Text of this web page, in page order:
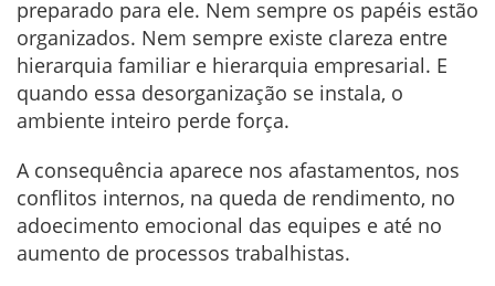
preparado para ele. Nem sempre os papéis estão
organizados. Nem sempre existe clareza entre
hierarquia familiar e hierarquia empresarial. E
quando essa desorganização se instala, o
ambiente inteiro perde força.
A consequência aparece nos afastamentos, nos
conflitos internos, na queda de rendimento, no
adoecimento emocional das equipes e até no
aumento de processos trabalhistas.